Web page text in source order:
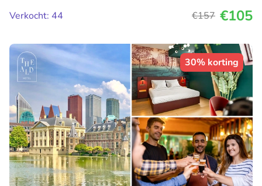
Verkocht: 44
€157 €105
30% korting